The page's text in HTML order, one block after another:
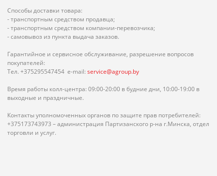
Способы доставки товара:
- транспортным средством продавца;
- транспортным средством компании-перевозчика;
- самовывоз из пункта выдача заказов.
Гарантийное и сервисное обслуживание, разрешение вопросов
покупателей:
Тел. +375295547454 e-mail: service@agroup.by
Время работы колл-центра: 09:00-20:00 в будние дни, 10:00-19:00 в
выходные и праздничные.
Контакты уполномоченных органов по защите прав потребителей:
+375173743973 – администрация Партизанского р-на г.Минска, отдел
торговли и услуг.